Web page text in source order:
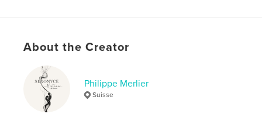
# of Pages:
Language
Keywords
érotisme
About the Creator
Philippe Merlier
Suisse